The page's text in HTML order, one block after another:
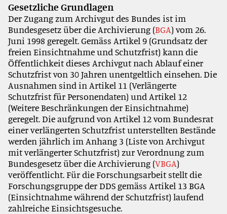
Gesetzliche Grundlagen
Der Zugang zum Archivgut des Bundes ist im
Bundesgesetz über die Archivierung (BGA) vom 26.
Juni 1998 geregelt. Gemäss Artikel 9 (Grundsatz der
freien Einsichtnahme und Schutzfrist) kann die
Öffentlichkeit dieses Archivgut nach Ablauf einer
Schutzfrist von 30 Jahren unentgeltlich einsehen. Die
Ausnahmen sind in Artikel 11 (Verlängerte
Schutzfrist für Personendaten) und Artikel 12
(Weitere Beschränkungen der Einsichtnahme)
geregelt. Die aufgrund von Artikel 12 vom Bundesrat
einer verlängerten Schutzfrist unterstellten Bestände
werden jährlich im Anhang 3 (Liste von Archivgut
mit verlängerter Schutzfrist) zur Verordnung zum
Bundesgesetz über die Archivierung (VBGA)
veröffentlicht. Für die Forschungsarbeit stellt die
Forschungsgruppe der DDS gemäss Artikel 13 BGA
(Einsichtnahme während der Schutzfrist) laufend
zahlreiche Einsichtsgesuche.